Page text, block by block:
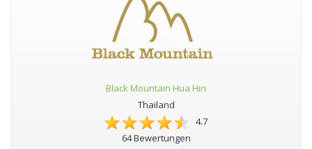
Black Mountain Hua Hin
Thailand
4.7
64 Bewertungen